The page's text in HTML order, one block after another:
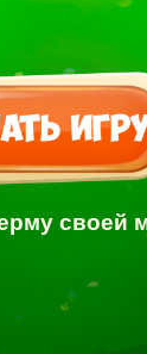
своей